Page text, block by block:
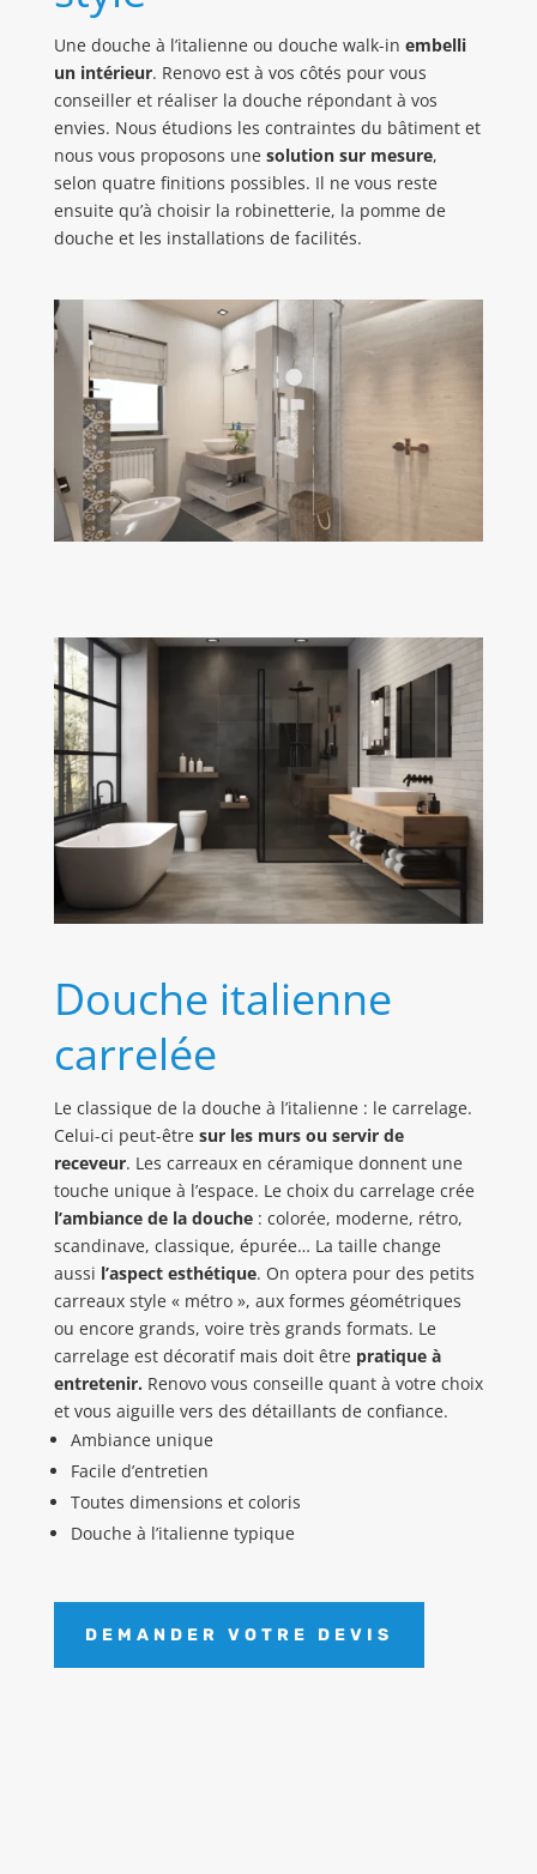
Une douche à l’italienne ou douche walk-in embelli
un intérieur. Renovo est à vos côtés pour vous
conseiller et réaliser la douche répondant à vos
envies. Nous étudions les contraintes du bâtiment et
nous vous proposons une solution sur mesure,
selon quatre finitions possibles. Il ne vous reste
ensuite qu’à choisir la robinetterie, la pomme de
douche et les installations de facilités.
Douche italienne
carrelée
Le classique de la douche à l’italienne : le carrelage.
Celui-ci peut-être sur les murs ou servir de
receveur. Les carreaux en céramique donnent une
touche unique à l’espace. Le choix du carrelage crée
l’ambiance de la douche: colorée, moderne, rétro,
scandinave, classique, épurée… La taille change
aussi l’aspect esthétique. On optera pour des petits
carreaux style « métro », aux formes géométriques
ou encore grands, voire très grands formats. Le
carrelage est décoratif mais doit être pratique à
entretenir. Renovo vous conseille quant à votre choix
et vous aiguille vers des détaillants de confiance.
Ambiance unique
Facile d’entretien
Toutes dimensions et coloris
Douche à l’italienne typique
DEMANDER VOTRE DEVIS